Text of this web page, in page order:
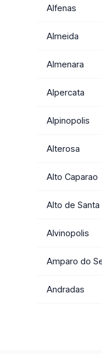
Alfenas
Almeida
Almenara
Alpercata
Alpinopolis
Alterosa
Alto Caparao
Alto de Santa
Alvinopolis
Amparo do
Andradas